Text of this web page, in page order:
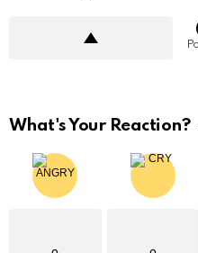
What's Your Reaction?